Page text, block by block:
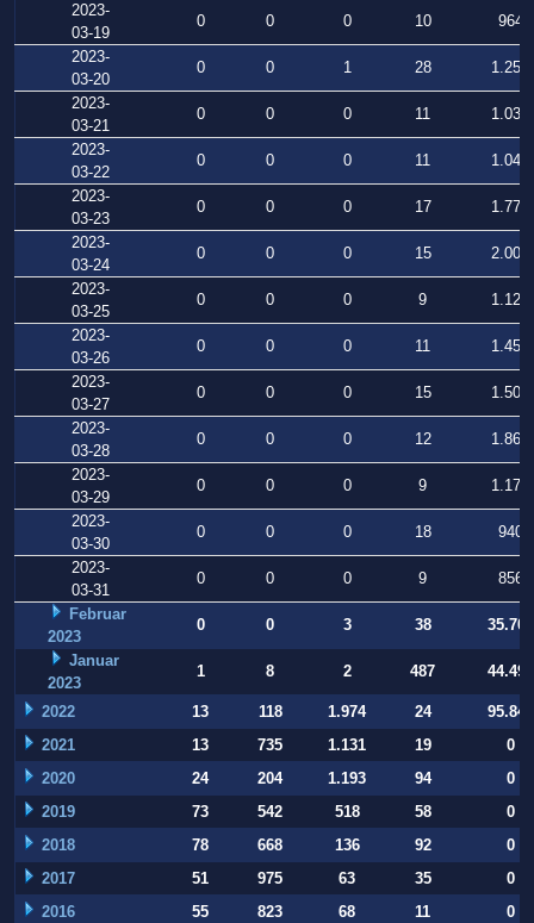
2023-
03-19
0 0 0 10
964
2023-
03-20
0 0 1 28
1.255
2023-
03-21
0 0 0 11
1.039
2023-
03-22
0 0 0 11
1.048
2023-
03-23
0 0 0 17
1.773
2023-
03-24
0 0 0 15
2.004
2023-
03-25
0 0 0 9
1.124
2023-
03-26
0 0 0 11
1.452
2023-
03-27
0 0 0 15
1.500
2023-
03-28
0 0 0 12
1.862
2023-
03-29
0 0 0 9
1.178
2023-
03-30
0 0 0 18
940
2023-
03-31
0 0 0 9
856
Februar
2023
0 0 3 38
35.709
Januar
2023
1 8 2 487 44.497
2022 13 118 1.974 24
95.847
2021
13 735 1.131 19
0
2020
24 204 1.193 94
0
2019
73 542 518 58
0
2018
78 668 136 92
0
2017
51 975 63 35
0
2016
55 823 68 11
0